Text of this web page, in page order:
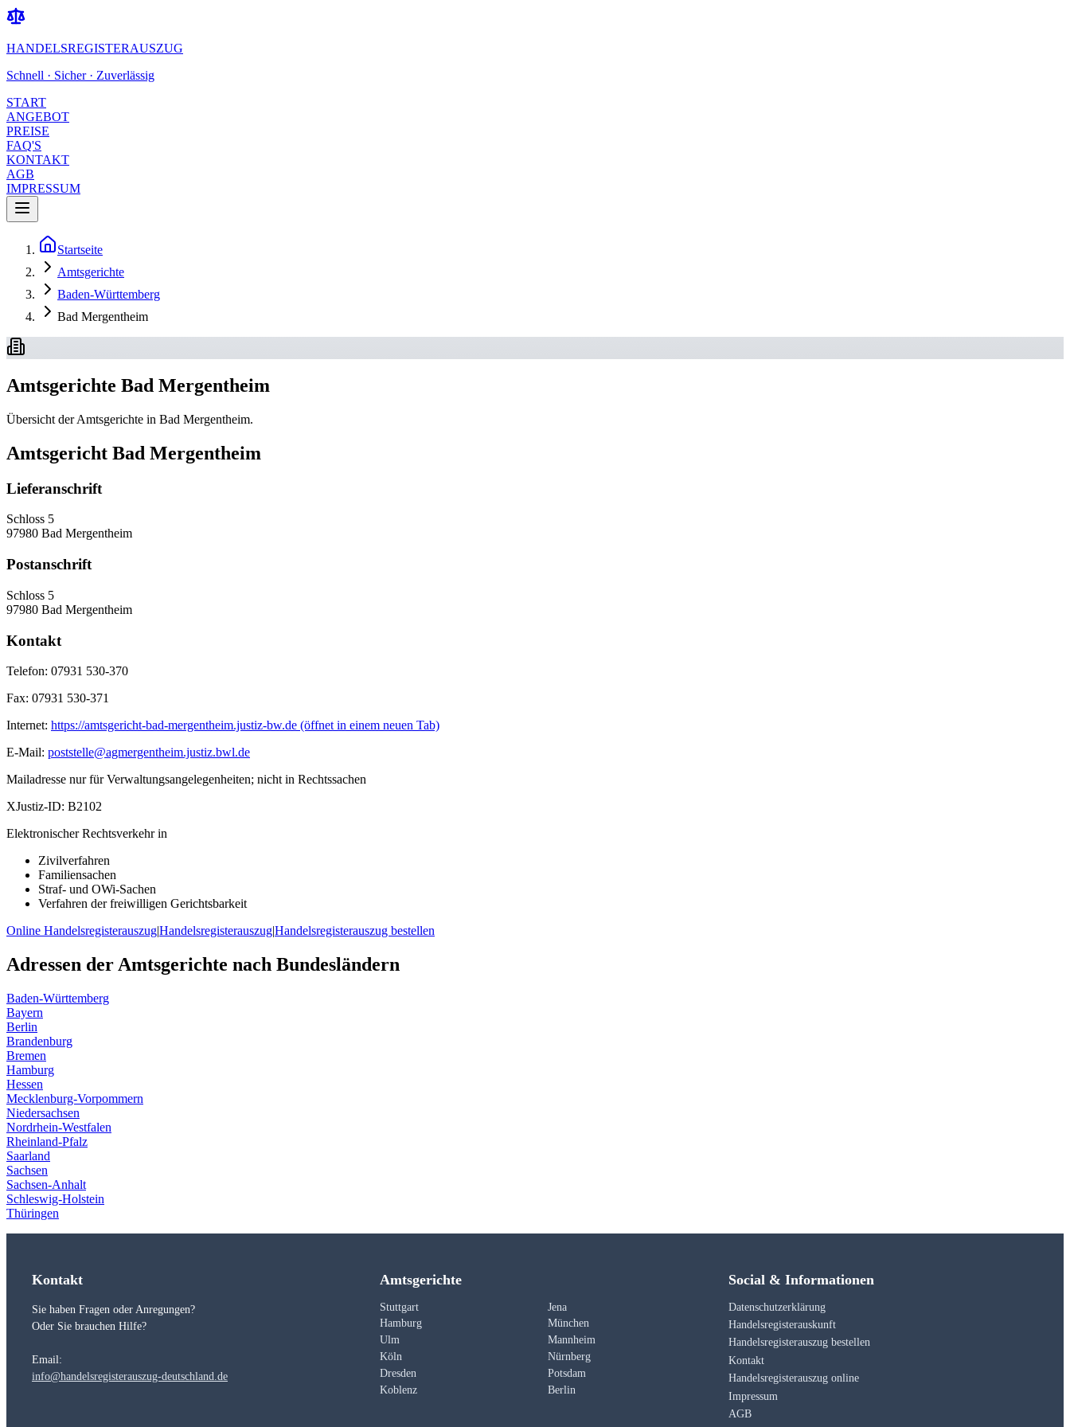
HANDELSREGISTERAUSZUG
Schnell · Sicher · Zuverlässig
START
ANGEBOT
PREISE
FAQ'S
KONTAKT
AGB
IMPRESSUM
Startseite
Amtsgerichte
Baden-Württemberg
Bad Mergentheim
Amtsgerichte Bad Mergentheim
Übersicht der Amtsgerichte in Bad Mergentheim.
Amtsgericht Bad Mergentheim
Lieferanschrift
Schloss 5
97980 Bad Mergentheim
Postanschrift
Schloss 5
97980 Bad Mergentheim
Kontakt
Telefon: 07931 530-370
Fax: 07931 530-371
Internet: https://amtsgericht-bad-mergentheim.justiz-bw.de (öffnet in einem neuen Tab)
E-Mail: poststelle@agmergentheim.justiz.bwl.de
Mailadresse nur für Verwaltungsangelegenheiten; nicht in Rechtssachen
XJustiz-ID: B2102
Elektronischer Rechtsverkehr in
Zivilverfahren
Familiensachen
Straf- und OWi-Sachen
Verfahren der freiwilligen Gerichtsbarkeit
Online Handelsregisterauszug|Handelsregisterauszug|Handelsregisterauszug bestellen
Adressen der Amtsgerichte nach Bundesländern
Baden-Württemberg
Bayern
Berlin
Brandenburg
Bremen
Hamburg
Hessen
Mecklenburg-Vorpommern
Niedersachsen
Nordrhein-Westfalen
Rheinland-Pfalz
Saarland
Sachsen
Sachsen-Anhalt
Schleswig-Holstein
Thüringen
Kontakt
Sie haben Fragen oder Anregungen?
Oder Sie brauchen Hilfe?
Email:
info@handelsregisterauszug-deutschland.de
Amtsgerichte
Stuttgart
Jena
Hamburg
München
Ulm
Mannheim
Köln
Nürnberg
Dresden
Potsdam
Koblenz
Berlin
Social & Informationen
Datenschutzerklärung
Handelsregisterauskunft
Handelsregisterauszug bestellen
Kontakt
Handelsregisterauszug online
Impressum
AGB